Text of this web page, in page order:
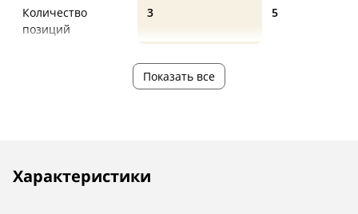
Количество
позиций
3 5
Показать все
Описание
Характеристики
Инструкции